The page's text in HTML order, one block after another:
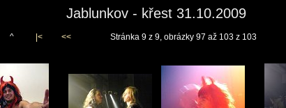
Jablunkov - křest 31.10.2009
^ |< << Stránka 9 z 9, obrázky 97 až 103 z 103